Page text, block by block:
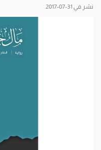
نشر في 31-07-2017